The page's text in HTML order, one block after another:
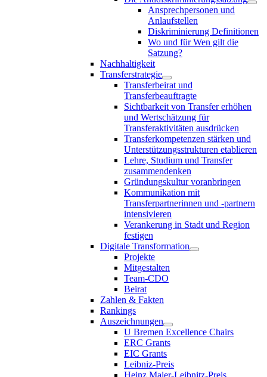
Ansprechpersonen und
Anlaufstellen
Diskriminierung Definitionen
Wo und für Wen gilt die
Satzung?
Nachhaltigkeit
Transferstrategie
Transferbeirat und
Transferbeauftragte
Sichtbarkeit von Transfer erhöhen
und Wertschätzung für
Transferaktivitäten ausdrücken
Transferkompetenzen stärken und
Unterstützungsstrukturen etablieren
Lehre, Studium und Transfer
zusammendenken
Gründungskultur voranbringen
Kommunikation mit
Transferpartnerinnen und -partnern
intensivieren
Verankerung in Stadt und Region
festigen
Digitale Transformation
Projekte
Mitgestalten
Team-CDO
Beirat
Zahlen & Fakten
Rankings
Auszeichnungen
U Bremen Excellence Chairs
ERC Grants
EIC Grants
Leibniz-Preis
Heinz Maier-Leibnitz-Preis